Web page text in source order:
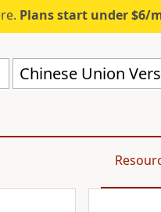
Plans start under $6/